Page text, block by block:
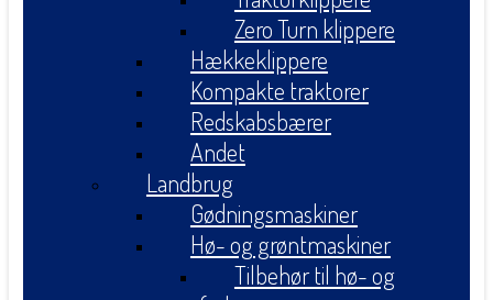
Zero Turn klippere
Hækkeklippere
Kompakte traktorer
Redskabsbærer
Andet
Landbrug
Gødningsmaskiner
Hø- og grøntmaskiner
Tilbehør til hø- og